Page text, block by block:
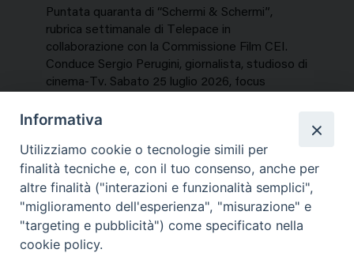
Puntata quaranta di “Schermi & Schermi”,
rubrica settimanale di Telepace in
collaborazione con la Commissione Film CEI.
Conduce Sergio Perugini, giornalista, studioso di
cinema-Tv. Sabato 25 luglio 2026, focus
NEWS, PERCORSI TEMATICI
Mercoledì 29 Luglio 2026
Informativa
Utilizziamo cookie o tecnologie simili per
finalità tecniche e, con il tuo consenso, anche per
altre finalità ("interazioni e funzionalità semplici",
"miglioramento dell'esperienza", "misurazione" e
"targeting e pubblicità") come specificato nella
cookie policy.